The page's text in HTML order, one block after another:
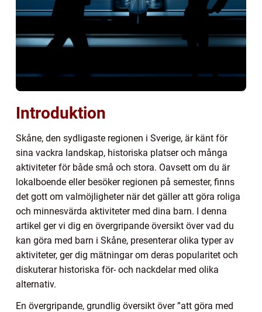
Introduktion
Skåne, den sydligaste regionen i Sverige, är känt för
sina vackra landskap, historiska platser och många
aktiviteter för både små och stora. Oavsett om du är
lokalboende eller besöker regionen på semester, finns
det gott om valmöjligheter när det gäller att göra roliga
och minnesvärda aktiviteter med dina barn. I denna
artikel ger vi dig en övergripande översikt över vad du
kan göra med barn i Skåne, presenterar olika typer av
aktiviteter, ger dig mätningar om deras popularitet och
diskuterar historiska för- och nackdelar med olika
alternativ.
En övergripande, grundlig översikt över ”att göra med